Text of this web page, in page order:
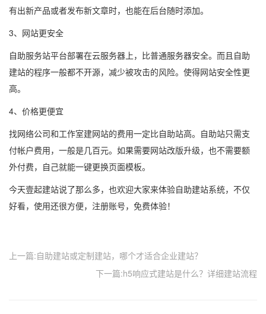
有出新产品或者发布新文章时，也能在后台随时添加。
3、网站更安全
自助服务站平台部署在云服务器上，比普通服务器安全。而且自助
建站的程序一般都不开源，减少被攻击的风险。使得网站安全性更
高。
4、价格更便宜
找网络公司和工作室建网站的费用一定比自助站高。自助站只需支
付帐户费用，一般是几百元。如果需要网站改版升级，也不需要额
外付费，自己就能一键更换页面模板。
今天壹起建站说了那么多，也欢迎大家来体验自助建站系统，不仅
好看，使用还很方便，注册账号，免费体验！
上一篇:自助建站或定制建站，哪个才适合企业建站？
下一篇:h5响应式建站是什么？详细建站流程